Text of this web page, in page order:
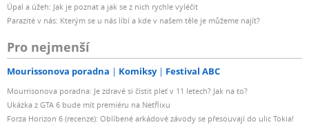
Úpal a úžeh: Jak je poznat a jak se z nich rychle vyléčit
Parazité v nás: Kterým se u nás líbí a kde v našem těle je můžeme najít?
Pro nejmenší
Mourissonova poradna Komiksy Festival ABC
Mourrisonova poradna: Je zdravé si čistit pleť v 11 letech? Jak na to?
Ukázka z GTA 6 bude mít premiéru na Netflixu
Forza Horizon 6 (recenze): Oblíbené arkádové závody se přesouvají do ulic Tokia!